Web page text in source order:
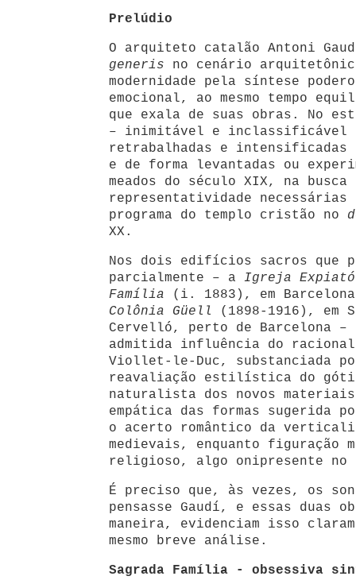
Prelúdio
O arquiteto catalão Antoni
generis no cenário
modernidade pela síntese
emocional, ao mesmo tempo
que exala de suas obras. No
– inimitável e inclassificável –
retrabalhadas e intensificadas
e de forma levantadas ou
meados do século XIX, na busca
representatividade
programa do templo cristão no
XX.
Nos dois edifícios sacros que
parcialmente – a Igreja
Família (i. 1883), em
Colônia Güell
(1898-1916), em
Cervelló, perto de Barcelona –
admitida influência do
Viollet-le-Duc, substanciada
reavaliação estilística do
naturalista dos novos
empática das formas sugerida
o acerto romântico da
medievais, enquanto figuração
religioso, algo onipresente no
É preciso que, às vezes, os
pensasse Gaudí, e essas duas
maneira, evidenciam isso
mesmo breve análise.
Sagrada Família - obsessiva